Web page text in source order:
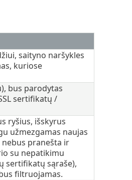
saityno naršykles
kuriose
bus parodytas
sertifikatų /
ryšius, išskyrus
užmezgamas naujas
pranešta ir
su nepatikimu
sertifikatų sąraše),
filtruojamas.